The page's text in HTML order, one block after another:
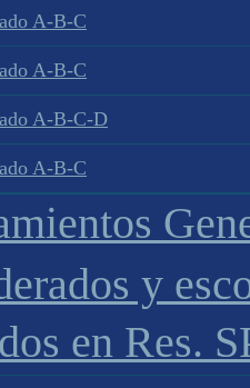
A-B-C
A-B-C
A-B-C-D
A-B-C
y
en Res.